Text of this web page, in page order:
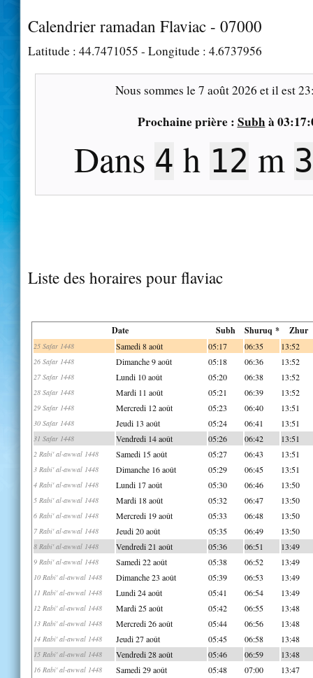
Calendrier ramadan Flaviac - 07000
Latitude : 44.7471055 - Longitude : 4.6737956
Nous sommes le7 août 2026 et il est
Prochaine prière : Subhà
Dans 4 h 12 m
Liste des horaires pour flaviac
Date Subh Shuruq * Zhur
25 Safar 1448 Samedi 8 août 05:17 06:35 13:52
26 Safar 1448 Dimanche 9 août 05:18 06:36 13:52
27 Safar 1448 Lundi 10 août 05:20 06:38 13:52
28 Safar 1448 Mardi 11 août 05:21 06:39 13:52
29 Safar 1448 Mercredi 12 août 05:23 06:40 13:51
30 Safar 1448 Jeudi 13 août 05:24 06:41 13:51
31 Safar 1448 Vendredi 14 août 05:26 06:42 13:51
2 Rabi' al-awwal 1448 Samedi 15 août 05:27 06:43 13:51
3 Rabi' al-awwal 1448 Dimanche 16 août 05:29 06:45 13:51
4 Rabi' al-awwal 1448 Lundi 17 août 05:30 06:46 13:50
5 Rabi' al-awwal 1448 Mardi 18 août 05:32 06:47 13:50
6 Rabi' al-awwal 1448 Mercredi 19 août 05:33 06:48 13:50
7 Rabi' al-awwal 1448 Jeudi 20 août 05:35 06:49 13:50
8 Rabi' al-awwal 1448 Vendredi 21 août 05:36 06:51 13:49
9 Rabi' al-awwal 1448 Samedi 22 août 05:38 06:52 13:49
10 Rabi' al-awwal 1448 Dimanche 23 août 05:39 06:53 13:49
11 Rabi' al-awwal 1448 Lundi 24 août 05:41 06:54 13:49
12 Rabi' al-awwal 1448 Mardi 25 août 05:42 06:55 13:48
13 Rabi' al-awwal 1448 Mercredi 26 août 05:44 06:56 13:48
14 Rabi' al-awwal 1448 Jeudi 27 août 05:45 06:58 13:48
15 Rabi' al-awwal 1448 Vendredi 28 août 05:46 06:59 13:48
16 Rabi' al-awwal 1448 Samedi 29 août 05:48 07:00 13:47